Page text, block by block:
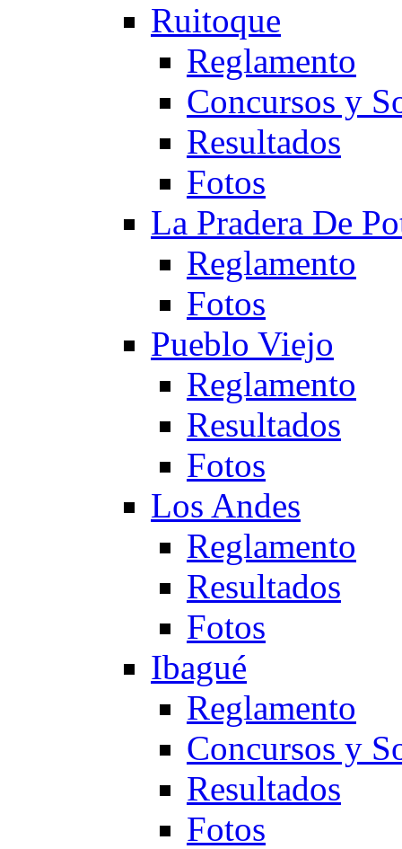
Ruitoque
Reglamento
Concursos y
Resultados
Fotos
La Pradera De
Reglamento
Fotos
Pueblo Viejo
Reglamento
Resultados
Fotos
Los Andes
Reglamento
Resultados
Fotos
Ibagué
Reglamento
Concursos y
Resultados
Fotos